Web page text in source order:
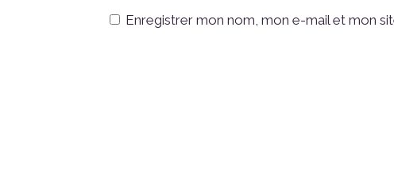
Enregistrer mon nom, mon e-mail et mon